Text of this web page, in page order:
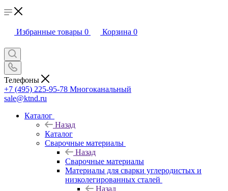
Избранные товары 0 Корзина 0
Телефоны
+7 (495) 225-95-78 Многоканальный
sale@ktnd.ru
Каталог
Назад
Каталог
Сварочные материалы
Назад
Сварочные материалы
Материалы для сварки углеродистых и
низколегированных сталей
Назад